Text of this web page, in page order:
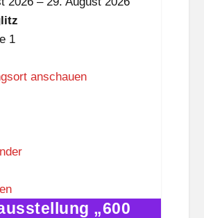
1
anschauen
„600